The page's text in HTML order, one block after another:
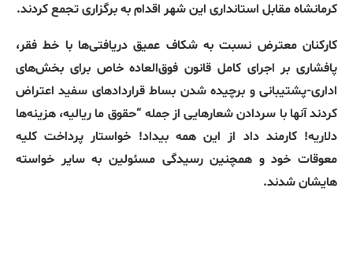
کرمانشاه مقابل استانداری این شهر اقدام به برگزاری تجمع کردند.
کارکنان معترض نسبت به شکاف عمیق دریافتی‌ها با خط فقر،
پافشاری بر اجرای کامل قانون فوق‌العاده خاص برای بخش‌های
اداری-پشتیبانی و برچیده شدن بساط قراردادهای سفید اعتراض
کردند آنها با سردادن شعارهایی از جمله “حقوق ما ریالیه، هزینه‌ها
دلاریه! کارمند داد از این همه بیداد! خواستار پرداخت کلیه
معوقات خود و همچنین رسیدگی مسئولین به سایر خواسته
هایشان شدند.